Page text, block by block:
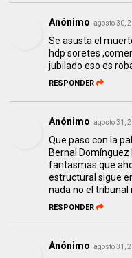
Anónimo agosto 30,
Se asusta el
hdp soretes
jubilado eso es
RESPONDER
Anónimo agosto 31,
Que paso con la
Bernal
fantasmas que
estructural sigue
nada no el tribunal
RESPONDER
Anónimo agosto 31,